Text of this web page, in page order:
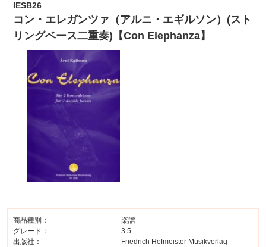
IESB26
コン・エレガンツァ（アルニ・エギルソン）(スト
リングベース二重奏)【Con Elephanza】
商品種別：
楽譜
グレード：
3.5
出版社：
Friedrich Hofmeister Musikverlag